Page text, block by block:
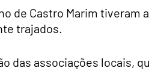
de Castro Marim
trajados.
das associações locais,